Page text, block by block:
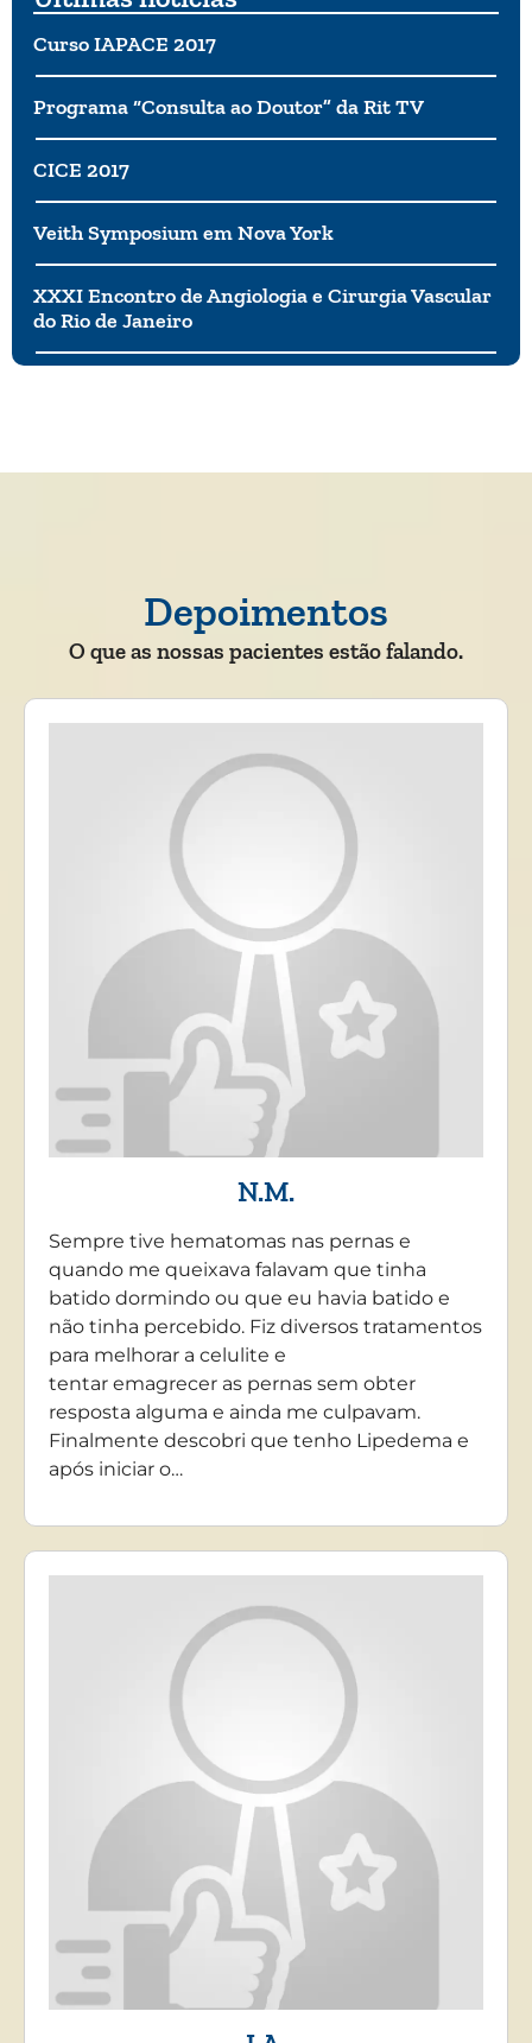
Curso IAPACE 2017
Programa “Consulta ao Doutor” da Rit TV
CICE 2017
Veith Symposium em Nova York
XXXI Encontro de Angiologia e Cirurgia Vascular
do Rio de Janeiro
Depoimentos
O que as nossas pacientes estão falando.
N.M.
Sempre tive hematomas nas pernas e
quando me queixava falavam que tinha
batido dormindo ou que eu havia batido e
não tinha percebido. Fiz diversos tratamentos
para melhorar a celulite e
tentar emagrecer as pernas sem obter
resposta alguma e ainda me culpavam.
Finalmente descobri que tenho Lipedema e
após iniciar o…